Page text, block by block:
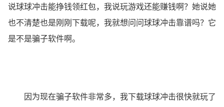
说球球冲击能挣钱领红包，我说玩游戏还能赚钱啊？她说她
也不清楚也是刚刚下载呢，我就想问问球球冲击靠谱吗？它
是不是骗子软件啊。
因为现在骗子软件非常多，我下载球球冲击很快就玩了